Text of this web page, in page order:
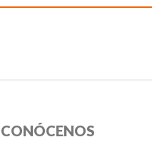
CONÓCENOS